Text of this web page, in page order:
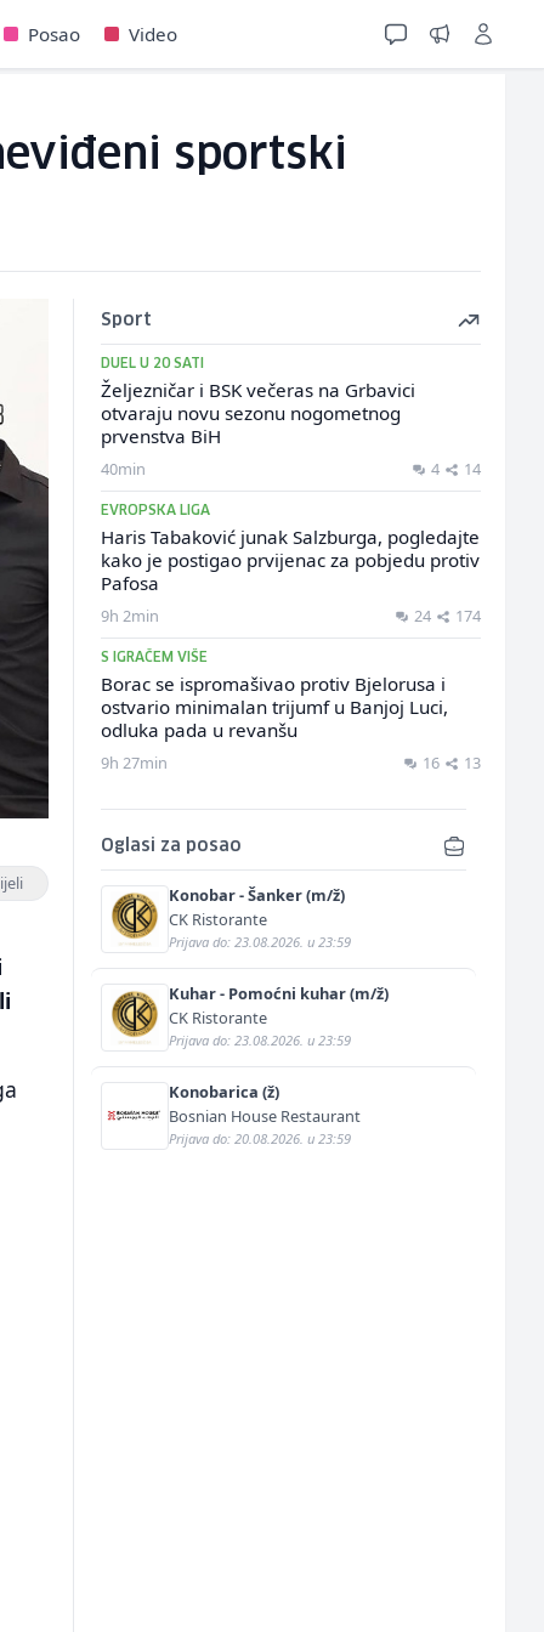
Posao Video
sportski
Sport
DUEL U 20 SATI
Željezničar i BSK večeras na Grbavici
otvaraju novu sezonu nogometnog
prvenstva BiH
40min 4 14
EVROPSKA LIGA
Haris Tabaković junak Salzburga, pogledajte
kako je postigao prvijenac za pobjedu protiv
Pafosa
9h 2min 24 174
S IGRAČEM VIŠE
Borac se ispromašivao protiv Bjelorusa i
ostvario minimalan trijumf u Banjoj Luci,
odluka pada u revanšu
9h 27min 16 13
Oglasi za posao
Konobar - Šanker (m/ž)
CK Ristorante
Prijava do: 23.08.2026. u 23:59
Kuhar - Pomoćni kuhar (m/ž)
CK Ristorante
Prijava do: 23.08.2026. u 23:59
Konobarica (ž)
Bosnian House Restaurant
Prijava do: 20.08.2026. u 23:59